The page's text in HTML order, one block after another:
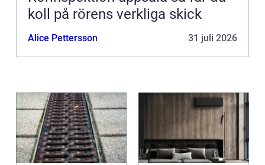
koll på rörens verkliga skick
Alice Pettersson 31 juli 2026